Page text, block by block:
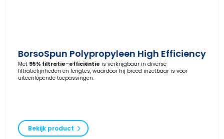
BorsoSpun Polypropyleen High Efficiency
Met 95% filtratie-efficiëntie is verkrijgbaar in diverse
filtratiefijnheden en lengtes, waardoor hij breed inzetbaar is voor
uiteenlopende toepassingen.
Bekijk product